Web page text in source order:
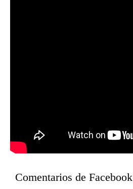
Comentarios de Facebook